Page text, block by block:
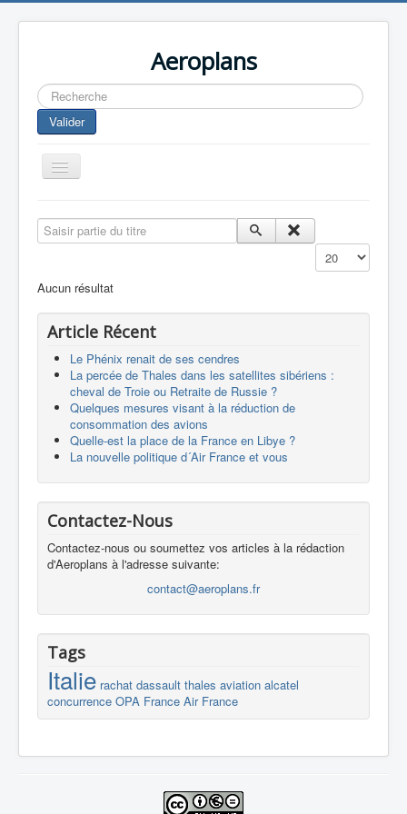
Aeroplans
Rechercher
Valider
Toggle
Navigation
Aviation Commerciale
Europespace
Drones
Saisir partie du titre
Affichage #
Aucun résultat
Article Récent
Le Phénix renait de ses cendres
La percée de Thales dans les satellites sibériens :
cheval de Troie ou Retraite de Russie ?
Quelques mesures visant à la réduction de
consommation des avions
Quelle-est la place de la France en Libye ?
La nouvelle politique d´Air France et vous
Contactez-Nous
Contactez-nous ou soumettez vos articles à la rédaction
d'Aeroplans à l'adresse suivante:
contact@aeroplans.fr
Tags
Italie rachat dassault thales aviation alcatel
concurrence OPA France Air France